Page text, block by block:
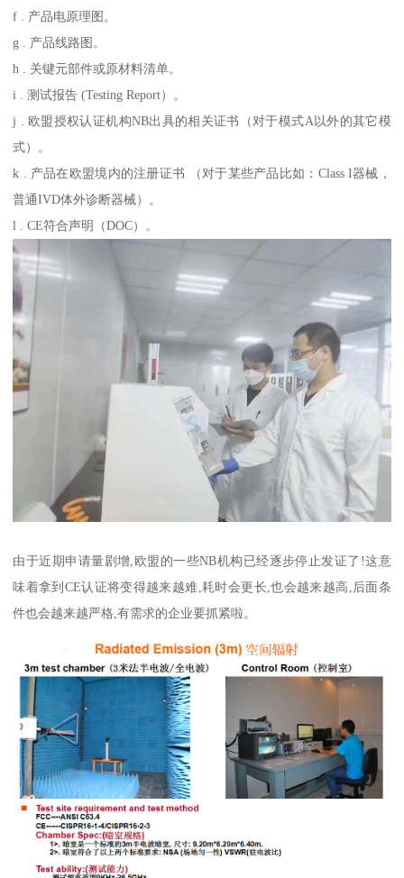
f . 产品电原理图。
g . 产品线路图。
h . 关键元部件或原材料清单。
i . 测试报告 (Testing Report）。
j . 欧盟授权认证机构NB出具的相关证书（对于模式A以外的其它模
式）。
k . 产品在欧盟境内的注册证书 （对于某些产品比如：Class I器械，
普通IVD体外诊断器械）。
l . CE符合声明（DOC）。
由于近期申请量剧增,欧盟的一些NB机构已经逐步停止发证了!这意
味着拿到CE认证将变得越来越难,耗时会更长,也会越来越高,后面条
件也会越来越严格,有需求的企业要抓紧啦。